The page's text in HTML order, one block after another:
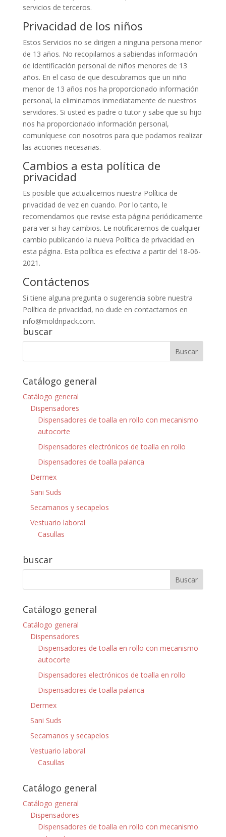
servicios de terceros.
Privacidad de los niños
Estos Servicios no se dirigen a ninguna persona menor
de 13 años. No recopilamos a sabiendas información
de identificación personal de niños menores de 13
años. En el caso de que descubramos que un niño
menor de 13 años nos ha proporcionado información
personal, la eliminamos inmediatamente de nuestros
servidores. Si usted es padre o tutor y sabe que su hijo
nos ha proporcionado información personal,
comuníquese con nosotros para que podamos realizar
las acciones necesarias.
Cambios a esta política de
privacidad
Es posible que actualicemos nuestra Política de
privacidad de vez en cuando. Por lo tanto, le
recomendamos que revise esta página periódicamente
para ver si hay cambios. Le notificaremos de cualquier
cambio publicando la nueva Política de privacidad en
esta página. Esta política es efectiva a partir del 18-06-
2021.
Contáctenos
Si tiene alguna pregunta o sugerencia sobre nuestra
Política de privacidad, no dude en contactarnos en
info@moldnpack.com.
buscar
Catálogo general
Catálogo general
Dispensadores
Dispensadores de toalla en rollo con mecanismo
autocorte
Dispensadores electrónicos de toalla en rollo
Dispensadores de toalla palanca
Dermex
Sani Suds
Secamanos y secapelos
Vestuario laboral
Casullas
buscar
Catálogo general
Catálogo general
Dispensadores
Dispensadores de toalla en rollo con mecanismo
autocorte
Dispensadores electrónicos de toalla en rollo
Dispensadores de toalla palanca
Dermex
Sani Suds
Secamanos y secapelos
Vestuario laboral
Casullas
Catálogo general
Catálogo general
Dispensadores
Dispensadores de toalla en rollo con mecanismo